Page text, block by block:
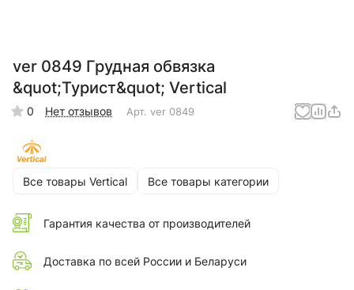
ver 0849 Грудная обвязка
&quot;Турист&quot; Vertical
0 Нет отзывов Арт. ver 0849
Все товары Vertical Все товары категории
Гарантия качества от производителей
Доставка по всей России и Беларуси